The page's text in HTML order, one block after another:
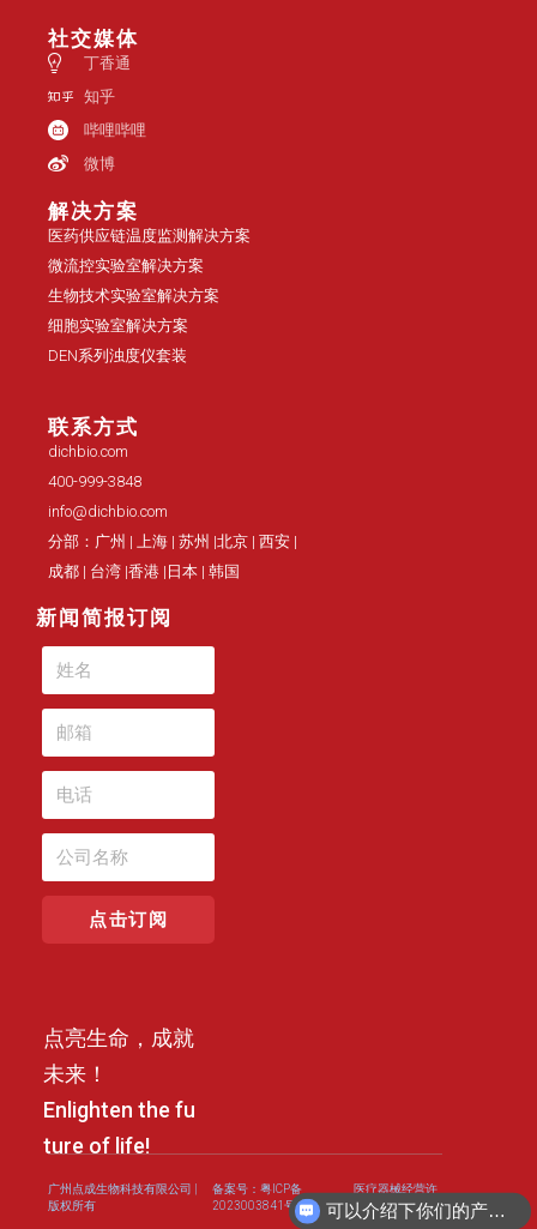
社交媒体
丁香通
知乎
哔哩哔哩
微博
解决方案
医药供应链温度监测解决方案
微流控实验室解决方案
生物技术实验室解决方案
细胞实验室解决方案
DEN系列浊度仪套装
联系方式
dichbio.com
400-999-3848
info@dichbio.com
分部：广州 | 上海 | 苏州 |北京 | 西安 |
成都 | 台湾 |香港 |日本 | 韩国
新闻简报订阅
点击订阅
点亮生命，成就
未来！
Enlighten the fu
ture of life!
广州点成生物科技有限公司 |
版权所有
备案号：粤ICP备
2023003841号
医疗器械经营许
可证
可以介绍下你们的产品么？